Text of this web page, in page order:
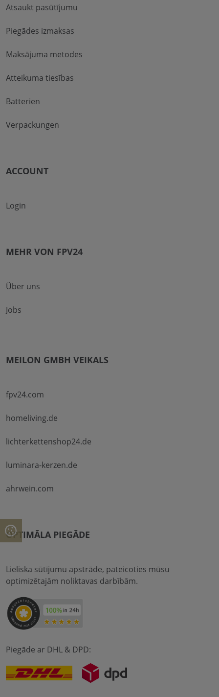
Atsaukt pasūtījumu
Piegādes izmaksas
Maksājuma metodes
Atteikuma tiesības
Batterien
Verpackungen
ACCOUNT
Login
MEHR VON FPV24
Über uns
Jobs
MEILON GMBH VEIKALS
fpv24.com
homeliving.de
lichterkettenshop24.de
luminara-kerzen.de
ahrwein.com
OPTIMĀLA PIEGĀDE
Lieliska sūtījumu apstrāde, pateicoties mūsu
optimizētajām noliktavas darbībām.
Piegāde ar DHL & DPD: